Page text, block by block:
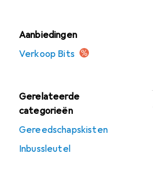
Aanbiedingen
Verkoop Bits
Gerelateerde
categorieën
Gereedschapskisten
Inbussleutel